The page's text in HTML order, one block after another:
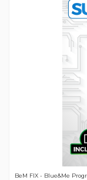
BeM FIX - Blue&Me